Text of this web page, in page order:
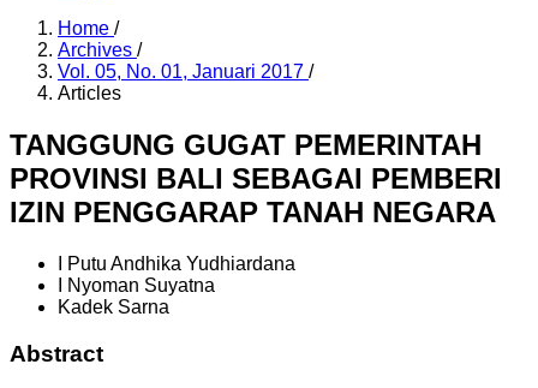
Home /
Archives /
Vol. 05, No. 01, Januari 2017 /
Articles
TANGGUNG GUGAT PEMERINTAH
PROVINSI BALI SEBAGAI PEMBERI
IZIN PENGGARAP TANAH NEGARA
I Putu Andhika Yudhiardana
I Nyoman Suyatna
Kadek Sarna
Abstract